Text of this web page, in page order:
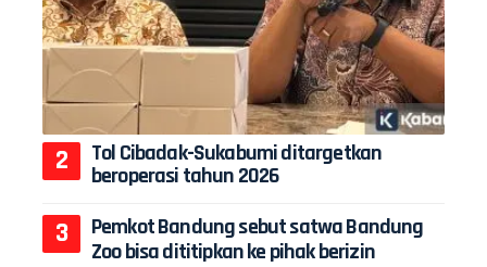
Tol Cibadak-Sukabumi ditargetkan
beroperasi tahun 2026
Pemkot Bandung sebut satwa Bandung
Zoo bisa dititipkan ke pihak berizin